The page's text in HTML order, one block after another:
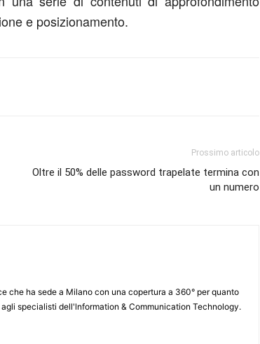
e posizionamento.
Prossimo articolo
Oltre il 50% delle password trapelate termina con
un numero
che ha sede a Milano con una copertura a 360° per quanto
specialisti dell'lnformation & Communication Technology.